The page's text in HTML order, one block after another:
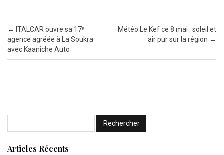
Post navigation
← ITALCAR ouvre sa 17ᵉ
agence agréée à La Soukra
avec Kaaniche Auto
Météo Le Kef ce 8 mai : soleil et
air pur sur la région →
Articles Récents